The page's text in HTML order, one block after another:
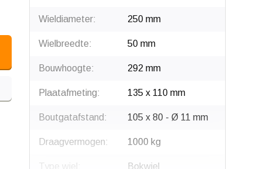
Wieldiameter: 250 mm
Wielbreedte: 50 mm
Bouwhoogte: 292 mm
Plaatafmeting: 135 x 110 mm
Boutgatafstand: 105 x 80 - Ø 11 mm
Draagvermogen: 1000 kg
Type wiel: Bokwiel